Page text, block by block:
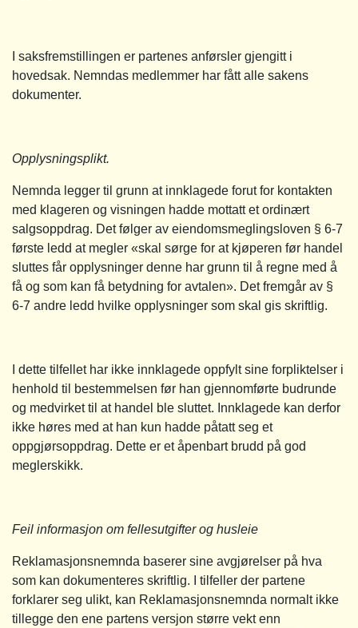
I saksfremstillingen er partenes anførsler gjengitt i
hovedsak. Nemndas medlemmer har fått alle sakens
dokumenter.
Opplysningsplikt.
Nemnda legger til grunn at innklagede forut for kontakten
med klageren og visningen hadde mottatt et ordinært
salgsoppdrag. Det følger av eiendomsmeglingsloven § 6-7
første ledd at megler «skal sørge for at kjøperen før handel
sluttes får opplysninger denne har grunn til å regne med å
få og som kan få betydning for avtalen». Det fremgår av §
6-7 andre ledd hvilke opplysninger som skal gis skriftlig.
I dette tilfellet har ikke innklagede oppfylt sine forpliktelser i
henhold til bestemmelsen før han gjennomførte budrunde
og medvirket til at handel ble sluttet. Innklagede kan derfor
ikke høres med at han kun hadde påtatt seg et
oppgjørsoppdrag. Dette er et åpenbart brudd på god
meglerskikk.
Feil informasjon om fellesutgifter og husleie
Reklamasjonsnemnda baserer sine avgjørelser på hva
som kan dokumenteres skriftlig. I tilfeller der partene
forklarer seg ulikt, kan Reklamasjonsnemnda normalt ikke
tillegge den ene partens versjon større vekt enn